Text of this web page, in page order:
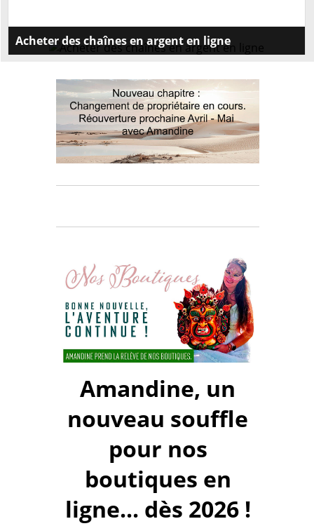
Acheter des chaînes en argent en ligne
argent pour homme et femme. Trouvez la chaîne
parfaite parmi nos différents types de maille.
Commandez dès maintenant!
Amandine, un
nouveau souffle
pour nos
boutiques en
ligne... dès 2026 !